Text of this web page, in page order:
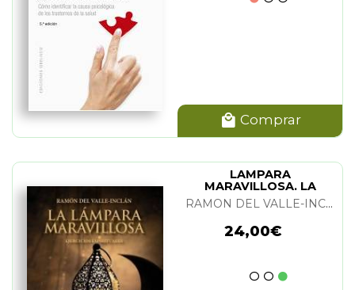
Comprar
LAMPARA
MARAVILLOSA. LA
RAMON DEL VALLE-INCLAN
24,00€